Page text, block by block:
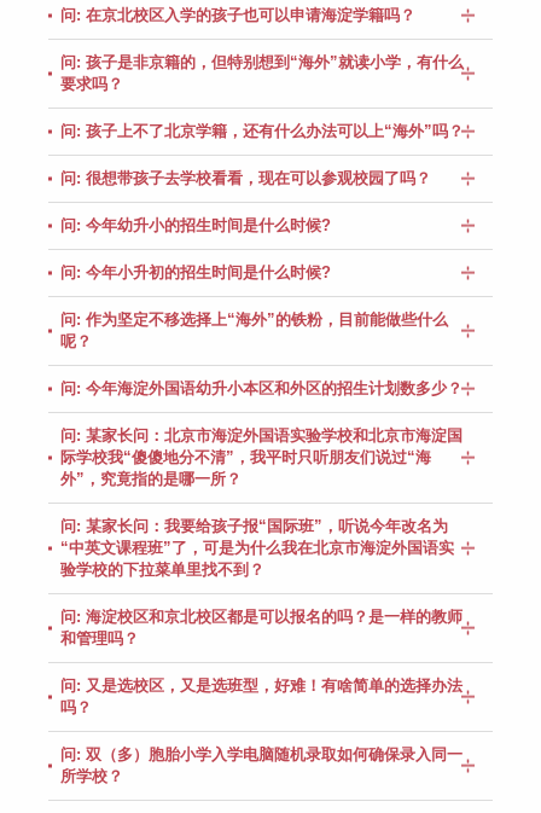
问: 在京北校区入学的孩子也可以申请海淀学籍吗？
问: 孩子是非京籍的，但特别想到“海外”就读小学，有什么
要求吗？
问: 孩子上不了北京学籍，还有什么办法可以上“海外”吗？
问: 很想带孩子去学校看看，现在可以参观校园了吗？
问: 今年幼升小的招生时间是什么时候?
问: 今年小升初的招生时间是什么时候?
问: 作为坚定不移选择上“海外”的铁粉，目前能做些什么
呢？
问: 今年海淀外国语幼升小本区和外区的招生计划数多少？
问: 某家长问：北京市海淀外国语实验学校和北京市海淀国
际学校我“傻傻地分不清”，我平时只听朋友们说过“海
外”，究竟指的是哪一所？
问: 某家长问：我要给孩子报“国际班”，听说今年改名为
“中英文课程班”了，可是为什么我在北京市海淀外国语实
验学校的下拉菜单里找不到？
问: 海淀校区和京北校区都是可以报名的吗？是一样的教师
和管理吗？
问: 又是选校区，又是选班型，好难！有啥简单的选择办法
吗？
问: 双（多）胞胎小学入学电脑随机录取如何确保录入同一
所学校？